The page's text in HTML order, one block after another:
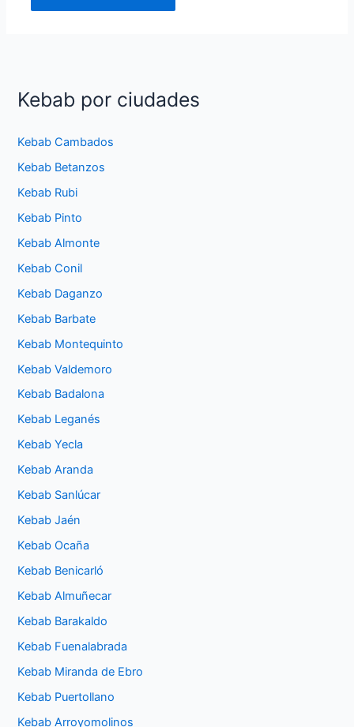
Kebab por ciudades
Kebab Cambados
Kebab Betanzos
Kebab Rubi
Kebab Pinto
Kebab Almonte
Kebab Conil
Kebab Daganzo
Kebab Barbate
Kebab Montequinto
Kebab Valdemoro
Kebab Badalona
Kebab Leganés
Kebab Yecla
Kebab Aranda
Kebab Sanlúcar
Kebab Jaén
Kebab Ocaña
Kebab Benicarló
Kebab Almuñecar
Kebab Barakaldo
Kebab Fuenalabrada
Kebab Miranda de Ebro
Kebab Puertollano
Kebab Arroyomolinos